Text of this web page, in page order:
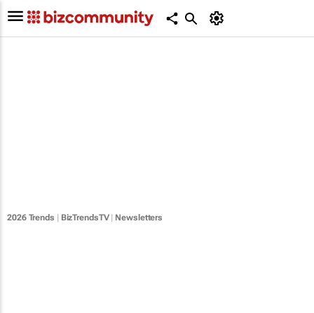
2026 Trends BizTrendsTV| Newsletters